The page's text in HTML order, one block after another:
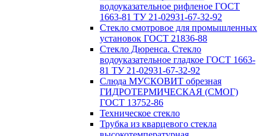
водоуказательное рифленое ГОСТ
1663-81 ТУ 21-02931-67-32-92
Стекло смотровое для промышленных
установок ГОСТ 21836-88
Стекло Дюренса. Стекло
водоуказательное гладкое ГОСТ 1663-
81 ТУ 21-02931-67-32-92
Слюда МУСКОВИТ обрезная
ГИДРОТЕРМИЧЕСКАЯ (СМОГ)
ГОСТ 13752-86
Техническое стекло
Трубка из кварцевого стекла